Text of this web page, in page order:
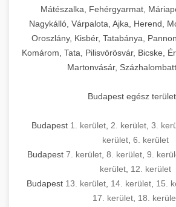
Mátészalka, Fehérgyarmat,
Nagykálló, Várpalota, Ajka, Herend,
Oroszlány, Kisbér, Tatabánya,
Komárom, Tata, Pilisvörösvár, Bicske,
Martonvásár,
Budapest egész
Budapest 1. kerület 2. kerület 3.
kerület 6. kerület
Budapest 7. kerület, 8. kerület, 9.
kerület 12. kerület
Budapest 13. kerület 14. kerület 15.
17. kerület 18.